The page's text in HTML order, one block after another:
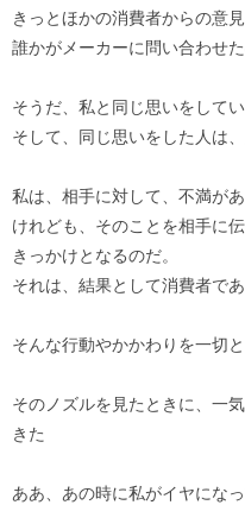
きっとほかの消費者からの意
誰かがメーカーに問い合わせた
そうだ、私と同じ思いをして
そして、同じ思いをした人は
私は、相手に対して、不満が
けれども、そのことを相手に
きっかけとなるのだ。
それは、結果として消費者で
そんな行動やかかわりを一切
そのノズルを見たときに、一
きた
ああ、あの時に私がイヤにな